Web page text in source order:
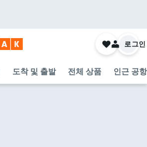
도착 및 출발 전체 상품 인근 공항
로그인